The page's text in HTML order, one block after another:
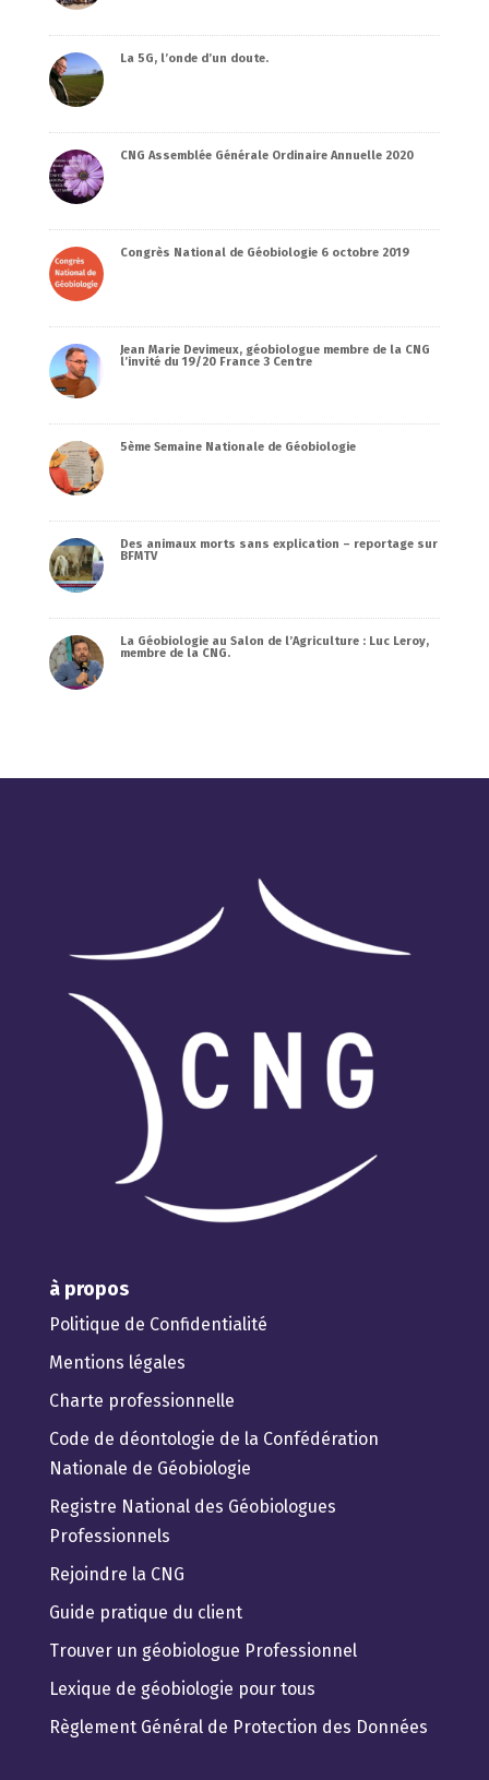
La 5G, l’onde d’un doute.
CNG Assemblée Générale Ordinaire Annuelle 2020
Congrès National de Géobiologie 6 octobre 2019
Jean Marie Devimeux, géobiologue membre de la CNG
l’invité du 19/20 France 3 Centre
5ème Semaine Nationale de Géobiologie
Des animaux morts sans explication – reportage sur
BFMTV
La Géobiologie au Salon de l’Agriculture : Luc Leroy,
membre de la CNG.
à propos
Politique de Confidentialité
Mentions légales
Charte professionnelle
Code de déontologie de la Confédération
Nationale de Géobiologie
Registre National des Géobiologues
Professionnels
Rejoindre la CNG
Guide pratique du client
Trouver un géobiologue Professionnel
Lexique de géobiologie pour tous
Règlement Général de Protection des Données